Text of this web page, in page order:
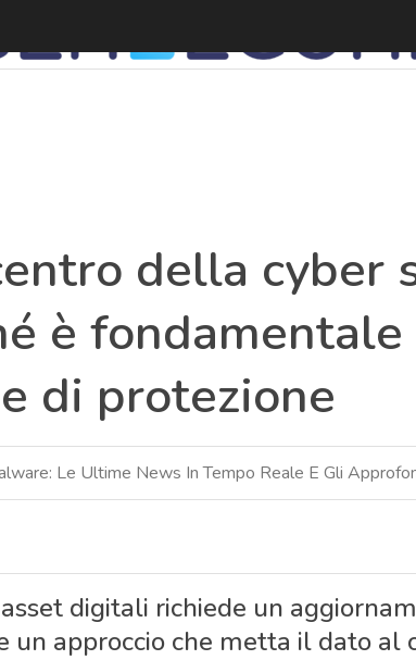
della cyber
è
di protezione
Le Ultime News In Tempo Reale E Gli
digitali richiede un
un approccio che metta il dato al